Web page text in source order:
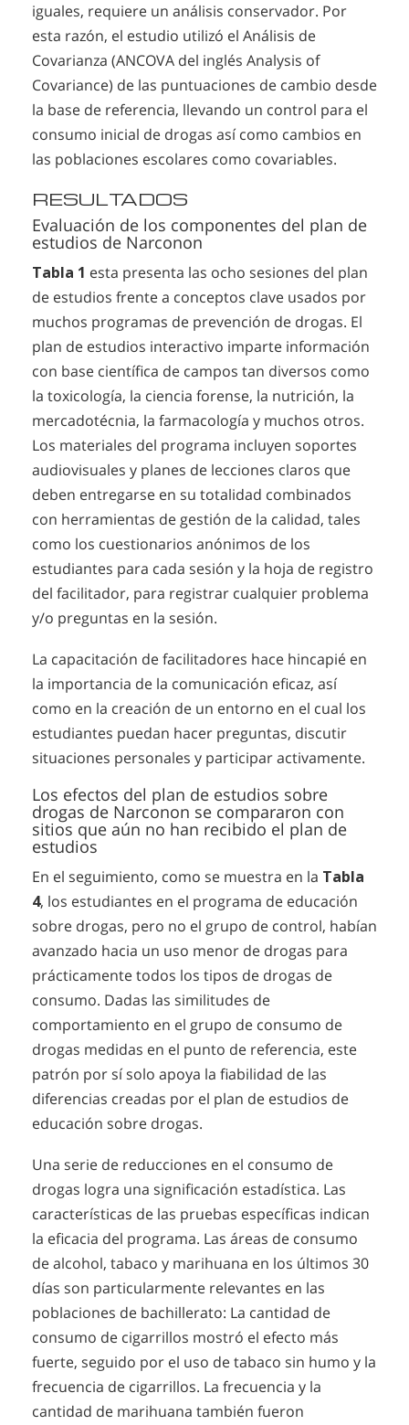
iguales, requiere un análisis conservador. Por
esta razón, el estudio utilizó el Análisis de
Covarianza (ANCOVA del inglés Analysis of
Covariance) de las puntuaciones de cambio desde
la base de referencia, llevando un control para el
consumo inicial de drogas así como cambios en
las poblaciones escolares como covariables.
RESULTADOS
Evaluación de los componentes del plan de
estudios de Narconon
Tabla 1 esta presenta las ocho sesiones del plan
de estudios frente a conceptos clave usados por
muchos programas de prevención de drogas. El
plan de estudios interactivo imparte información
con base científica de campos tan diversos como
la toxicología, la ciencia forense, la nutrición, la
mercadotécnia, la farmacología y muchos otros.
Los materiales del programa incluyen soportes
audiovisuales y planes de lecciones claros que
deben entregarse en su totalidad combinados
con herramientas de gestión de la calidad, tales
como los cuestionarios anónimos de los
estudiantes para cada sesión y la hoja de registro
del facilitador, para registrar cualquier problema
y/o preguntas en la sesión.
La capacitación de facilitadores hace hincapié en
la importancia de la comunicación eficaz, así
como en la creación de un entorno en el cual los
estudiantes puedan hacer preguntas, discutir
situaciones personales y participar activamente.
Los efectos del plan de estudios sobre
drogas de Narconon se compararon con
sitios que aún no han recibido el plan de
estudios
En el seguimiento, como se muestra en la Tabla
4, los estudiantes en el programa de educación
sobre drogas, pero no el grupo de control, habían
avanzado hacia un uso menor de drogas para
prácticamente todos los tipos de drogas de
consumo. Dadas las similitudes de
comportamiento en el grupo de consumo de
drogas medidas en el punto de referencia, este
patrón por sí solo apoya la fiabilidad de las
diferencias creadas por el plan de estudios de
educación sobre drogas.
Una serie de reducciones en el consumo de
drogas logra una significación estadística. Las
características de las pruebas específicas indican
la eficacia del programa. Las áreas de consumo
de alcohol, tabaco y marihuana en los últimos 30
días son particularmente relevantes en las
poblaciones de bachillerato: La cantidad de
consumo de cigarrillos mostró el efecto más
fuerte, seguido por el uso de tabaco sin humo y la
frecuencia de cigarrillos. La frecuencia y la
cantidad de marihuana también fueron